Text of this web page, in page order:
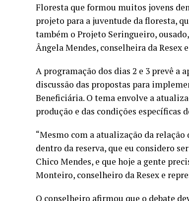
Floresta que formou muitos jovens
projeto para a juventude da floresta,
também o Projeto Seringueiro,
Ângela Mendes, conselheira da
A programação dos dias 2 e 3 prevê
discussão das propostas para
Beneficiária. O tema envolve a
produção e das condições específicas
“Mesmo com a atualização da
dentro da reserva, que eu considero
Chico Mendes, e que hoje a gente
Monteiro, conselheiro da Resex e
O conselheiro afirmou que o debate